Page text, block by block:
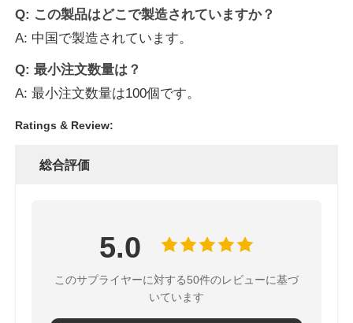
Q: この製品はどこで製造されていますか？
A: 中国で製造されています。
Q: 最小注文数量は？
A: 最小注文数量は100個です。
Ratings & Review:
総合評価
5.0
このサプライヤーに対する50件のレビューに基づ
いています